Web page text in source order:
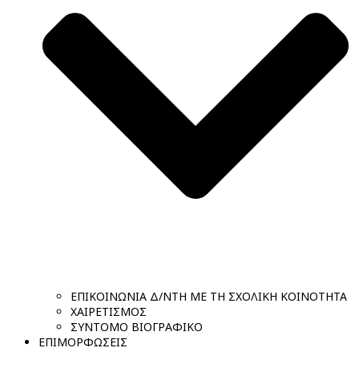
ΕΠΙΚΟΙΝΩΝΙΑ Δ/ΝΤΗ ΜΕ ΤΗ ΣΧΟΛΙΚΗ ΚΟΙΝΟΤΗΤΑ
ΧΑΙΡΕΤΙΣΜΟΣ
ΣΥΝΤΟΜΟ ΒΙΟΓΡΑΦΙΚΟ
ΕΠΙΜΟΡΦΩΣΕΙΣ